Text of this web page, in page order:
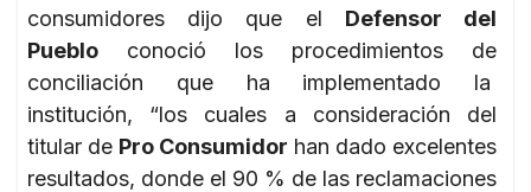
consumidores dijo que el Defensor del
Pueblo conoció los procedimientos de
conciliación que ha implementado la
institución, “los cuales a consideración del
titular de Pro Consumidor han dado excelentes
resultados, donde el 90 % de las reclamaciones